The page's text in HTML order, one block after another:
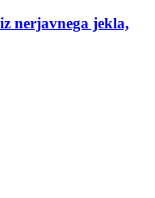
nerjavnega jekla,